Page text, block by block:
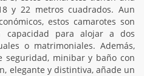
y 22 metros cuadrados. Aun
estos camarotes son
capacidad para alojar a dos
o matrimoniales. Además,
seguridad, minibar y baño con
elegante y distintiva, añade un